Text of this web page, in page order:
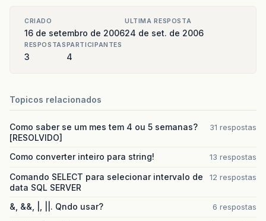
CRIADO
16 de setembro de 2006
ULTIMA RESPOSTA
24 de set. de 2006
RESPOSTAS
3
PARTICIPANTES
4
Topicos relacionados
Como saber se um mes tem 4 ou 5 semanas?
[RESOLVIDO]
31 respostas
Como converter inteiro para string! 13 respostas
Comando SELECT para selecionar intervalo de
data SQL SERVER
12 respostas
&, &&, |, ||. Qndo usar? 6 respostas